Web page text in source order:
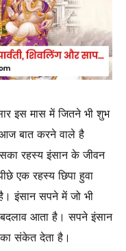
इस मास में जितने भी शुभ
आज बात करने वाले है
रहस्य इंसान के जीवन
एक रहस्य छिपा हुवा
इंसान सपने में जो भी
आता है। सपने इंसान
संकेत देता है।